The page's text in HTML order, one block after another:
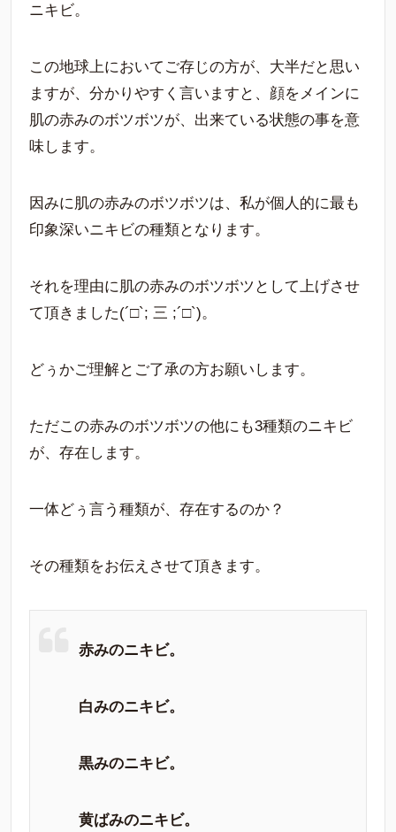
ニキビ。
この地球上においてご存じの方が、大半だと思い
ますが、分かりやすく言いますと、顔をメインに
肌の赤みのボツボツが、出来ている状態の事を意
味します。
因みに肌の赤みのボツボツは、私が個人的に最も
印象深いニキビの種類となります。
それを理由に肌の赤みのボツボツとして上げさせ
て頂きました(´□`; 三 ;´□`)。
どぅかご理解とご了承の方お願いします。
ただこの赤みのボツボツの他にも3種類のニキビ
が、存在します。
一体どぅ言う種類が、存在するのか？
その種類をお伝えさせて頂きます。
赤みのニキビ。
白みのニキビ。
黒みのニキビ。
黄ばみのニキビ。